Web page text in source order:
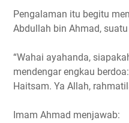
Pengalaman itu begitu
Abdullah bin Ahmad,
“Wahai ayahanda,
mendengar engkau
Haitsam. Ya Allah,
Imam Ahmad menjawab: